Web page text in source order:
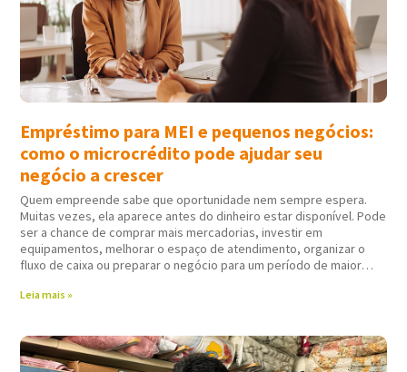
Empréstimo para MEI e pequenos negócios:
como o microcrédito pode ajudar seu
negócio a crescer
Quem empreende sabe que oportunidade nem sempre espera.
Muitas vezes, ela aparece antes do dinheiro estar disponível. Pode
ser a chance de comprar mais mercadorias, investir em
equipamentos, melhorar o espaço de atendimento, organizar o
fluxo de caixa ou preparar o negócio para um período de maior
Leia mais »